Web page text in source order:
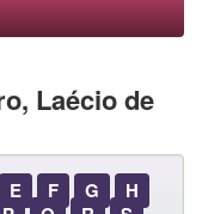
Laécio de
E F G
H